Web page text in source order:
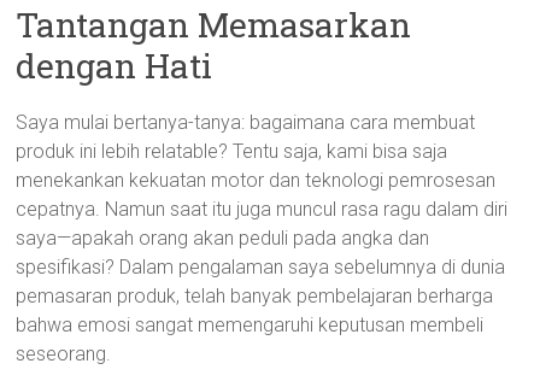
Tantangan Memasarkan
dengan Hati
Saya mulai bertanya-tanya: bagaimana cara membuat
produk ini lebih relatable? Tentu saja, kami bisa saja
menekankan kekuatan motor dan teknologi pemrosesan
cepatnya. Namun saat itu juga muncul rasa ragu dalam diri
saya—apakah orang akan peduli pada angka dan
spesifikasi? Dalam pengalaman saya sebelumnya di dunia
pemasaran produk, telah banyak pembelajaran berharga
bahwa emosi sangat memengaruhi keputusan membeli
seseorang.